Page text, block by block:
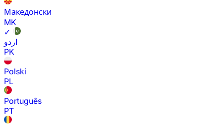
Македонски
MK
✓
اردو
PK
Polski
PL
Português
PT